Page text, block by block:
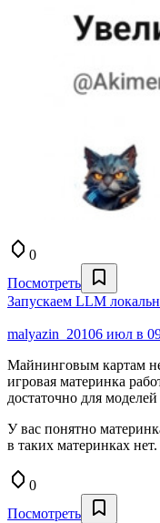
0
Посмотреть
Запускаем LLM
malyazin_20106 июл в
Майнинговым картам
игровая материнка
достаточно для
У вас понятно
в таких материнках
0
Посмотреть